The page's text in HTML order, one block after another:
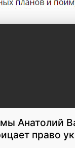
Анатолий
право